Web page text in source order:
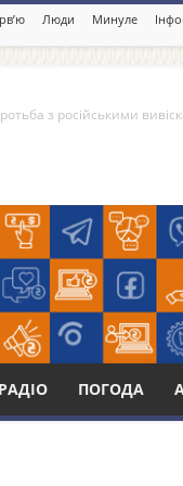
Люди Минуле
РАДІО ПОГОДА
з російськими